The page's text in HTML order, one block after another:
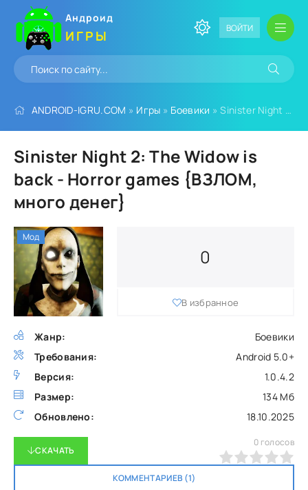
Андроид
ИГРЫ ВОЙТИ
ANDROID-IGRU.COM » Игры » Боевики » Sinister Night 2: The Widow is back - Horror games {ВЗЛОМ, много денег}
Sinister Night 2: The Widow is
back - Horror games {ВЗЛОМ,
много денег}
Жанр:
Боевики
Требования:
Android 5.0+
Версия:
1.0.4.2
Размер:
134 Мб
Обновлено:
18.10.2025
0
В избранное
СКАЧАТЬ
КОММЕНТАРИЕВ (1)
0 голосов
Мод